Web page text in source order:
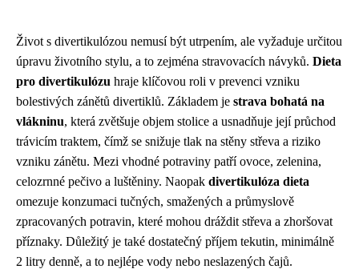
Život s divertikulózou nemusí být utrpením, ale vyžaduje určitou
úpravu životního stylu, a to zejména stravovacích návyků. Dieta
pro divertikulózu hraje klíčovou roli v prevenci vzniku
bolestivých zánětů divertiklů. Základem je strava bohatá na
vlákninu, která zvětšuje objem stolice a usnadňuje její průchod
trávicím traktem, čímž se snižuje tlak na stěny střeva a riziko
vzniku zánětu. Mezi vhodné potraviny patří ovoce, zelenina,
celozrnné pečivo a luštěniny. Naopak divertikulóza dieta
omezuje konzumaci tučných, smažených a průmyslově
zpracovaných potravin, které mohou dráždit střeva a zhoršovat
příznaky. Důležitý je také dostatečný příjem tekutin, minimálně
2 litry denně, a to nejlépe vody nebo neslazených čajů.